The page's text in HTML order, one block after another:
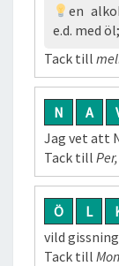
en
e.d. med
Tack till
N A
Jag vet att
Tack till
Ö L
vild
Tack till